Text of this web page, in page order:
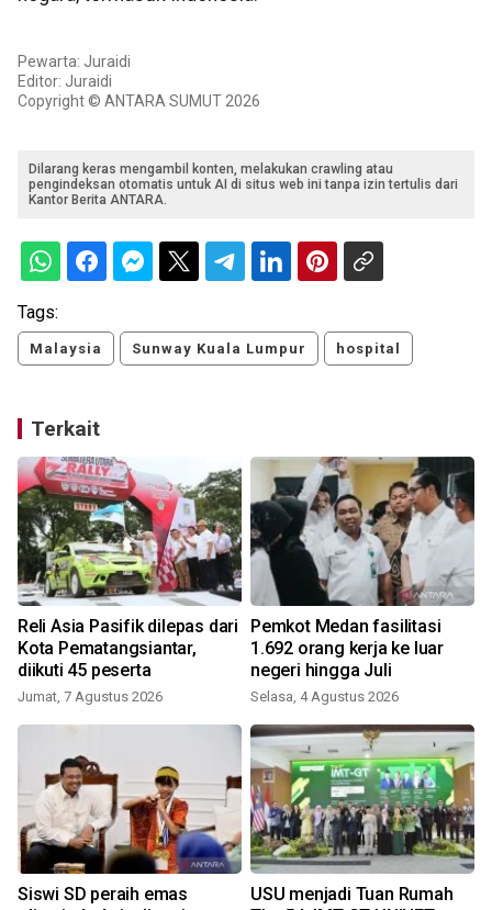
Pewarta: Juraidi
Editor: Juraidi
Copyright © ANTARA SUMUT 2026
Dilarang keras mengambil konten, melakukan crawling atau
pengindeksan otomatis untuk AI di situs web ini tanpa izin tertulis dari
Kantor Berita ANTARA.
Tags:
Malaysia Sunway Kuala Lumpur hospital
Terkait
Reli Asia Pasifik dilepas dari
Kota Pematangsiantar,
diikuti 45 peserta
Jumat, 7 Agustus 2026
Pemkot Medan fasilitasi
1.692 orang kerja ke luar
negeri hingga Juli
Selasa, 4 Agustus 2026
Siswi SD peraih emas
USU menjadi Tuan Rumah